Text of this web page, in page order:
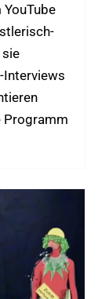
sie
Interviews
Programm